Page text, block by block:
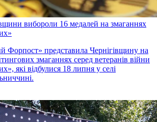
вибороли 16 медалей на змаганнях
Форпост» представила Чернігівщину на
змаганнях серед ветеранів війни
які відбулися 18 липня у селі